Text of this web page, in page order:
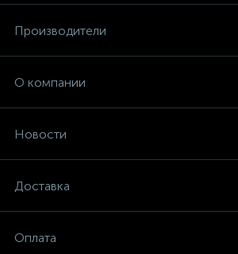
Производители
О компании
Новости
Доставка
Оплата